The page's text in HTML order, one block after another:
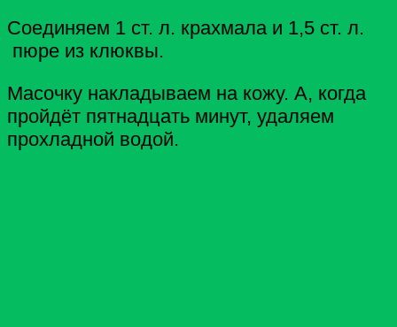
Соединяем 1 ст. л. крахмала и 1,5 ст. л.
пюре из клюквы.
Масочку накладываем на кожу. А, когда
пройдёт пятнадцать минут, удаляем
прохладной водой.